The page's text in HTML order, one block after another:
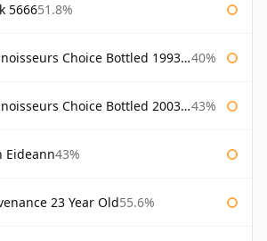
566651.8%
Choice Bottled 1993 Gordon & Macphail 40%
Choice Bottled 2003 Gordon & Macphail 43%
Eideann43%
23 Year Old55.6%